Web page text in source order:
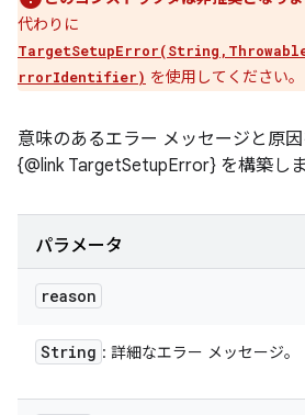
代わりに
rrorIdentifier) を使用してください。
意味のあるエラー メッセージと原
{@link TargetSetupError} を構築しま
パラメータ
reason
String : 詳細なエラー メッセージ。